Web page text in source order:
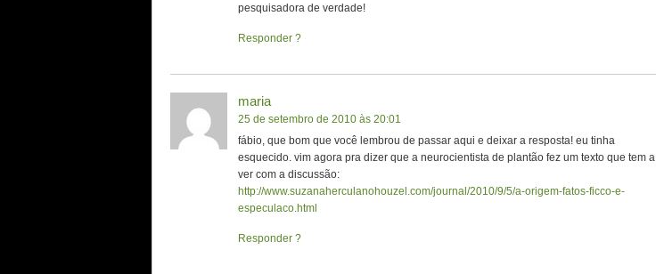
pesquisadora de verdade!
Responder
maria
25 de setembro de 2010 às 20:01
fábio, que bom que você lembrou de passar aqui e deixar a resposta! eu tinha
esquecido. vim agora pra dizer que a neurocientista de plantão fez um texto que tem a
ver com a discussão:
http://www.suzanaherculanohouzel.com/journal/2010/9/5/a-origem-fatos-ficco-e-
especulaco.html
Responder